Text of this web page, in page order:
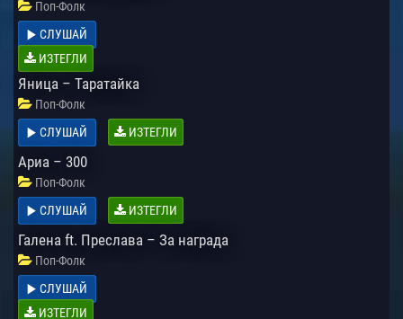
Поп-Фолк
СЛУШАЙ
ИЗТЕГЛИ
Яница – Таратайка
Поп-Фолк
СЛУШАЙ
ИЗТЕГЛИ
Ариа – 300
Поп-Фолк
СЛУШАЙ
ИЗТЕГЛИ
Галена ft. Преслава – За награда
Поп-Фолк
СЛУШАЙ
ИЗТЕГЛИ